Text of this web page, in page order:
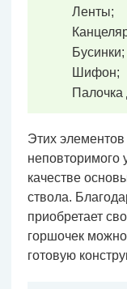
Ленты;
Бусинки;
Шифон;
Палочка
Этих элементов
неповторимого
качестве
ствола.
приобретает
горшочек
готовую